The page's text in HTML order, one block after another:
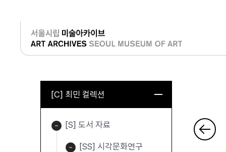
로그인
[C] 최민 컬렉션
[S] 도서 자료
[SS] 시각문화연구